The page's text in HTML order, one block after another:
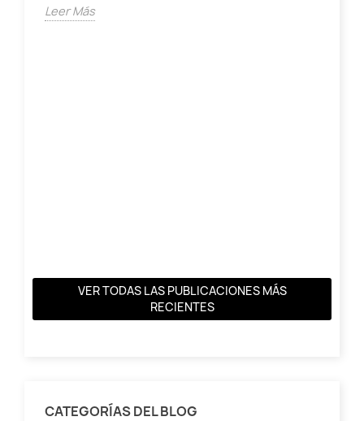
Leer Más
VER TODAS LAS PUBLICACIONES MÁS
RECIENTES
CATEGORÍAS DEL BLOG